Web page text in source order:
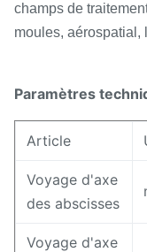
champs de
moules, aérospatial,
Paramètres
Article
Voyage d'axe
des abscisses
Voyage d'axe